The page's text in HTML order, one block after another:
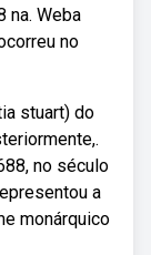
na. Weba
no
stuart) do
no século
a
monárquico